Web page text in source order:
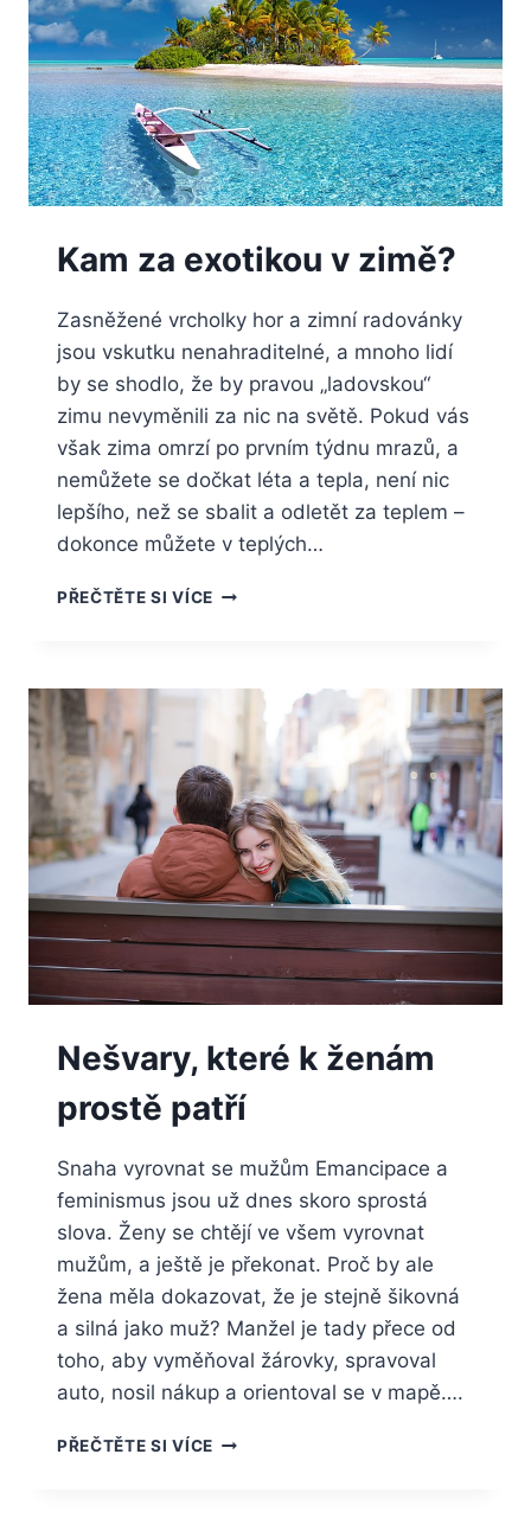
Kam za exotikou v zimě?
Zasněžené vrcholky hor a zimní radovánky
jsou vskutku nenahraditelné, a mnoho lidí
by se shodlo, že by pravou „ladovskou“
zimu nevyměnili za nic na světě. Pokud vás
však zima omrzí po prvním týdnu mrazů, a
nemůžete se dočkat léta a tepla, není nic
lepšího, než se sbalit a odletět za teplem –
dokonce můžete v teplých…
PŘEČTĚTE SI VÍCEKAM
ZIMĚ?
Nešvary, které k ženám
prostě patří
Snaha vyrovnat se mužům Emancipace a
feminismus jsou už dnes skoro sprostá
slova. Ženy se chtějí ve všem vyrovnat
mužům, a ještě je překonat. Proč by ale
žena měla dokazovat, že je stejně šikovná
a silná jako muž? Manžel je tady přece od
toho, aby vyměňoval žárovky, spravoval
auto, nosil nákup a orientoval se v mapě….
PŘEČTĚTE SI VÍCENEŠVARY,